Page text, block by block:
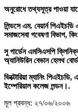
অনুরোধে তথ্যসূত্র পাওয়া
লিন্ডসে এম. বেয়ার্নপিএইচডি
সমাজসেবা গবেষণা বিভাগ,
সুগার্ডেনএমসিএসপি
অ্যানিউরিন বেভান হেলথ বোর্ড
ভিক্টোরিয়া ম্যানিং
ইম্পেরিয়াল কলেজ লন্ডন।.
মূল প্রবন্ধ: ২৭/০৬/২০০৬